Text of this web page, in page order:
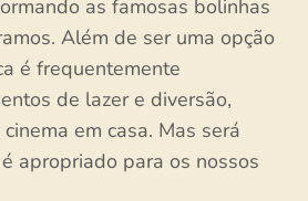
as famosas bolinhas
Além de ser uma opção
é frequentemente
de lazer e diversão,
em casa. Mas será
apropriado para os nossos